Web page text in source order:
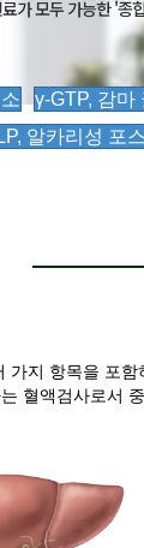
가 모두 가능한 '종
γ-GTP, 감마
알카리성 포
가지 항목을 포함
혈액검사로서